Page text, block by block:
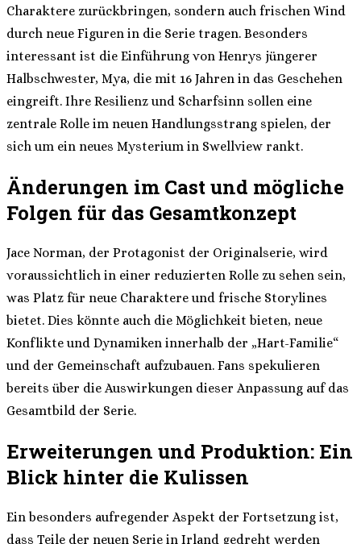
Charaktere zurückbringen, sondern auch frischen Wind
durch neue Figuren in die Serie tragen. Besonders
interessant ist die Einführung von Henrys jüngerer
Halbschwester, Mya, die mit 16 Jahren in das Geschehen
eingreift. Ihre Resilienz und Scharfsinn sollen eine
zentrale Rolle im neuen Handlungsstrang spielen, der
sich um ein neues Mysterium in Swellview rankt.
Änderungen im Cast und mögliche
Folgen für das Gesamtkonzept
Jace Norman, der Protagonist der Originalserie, wird
voraussichtlich in einer reduzierten Rolle zu sehen sein,
was Platz für neue Charaktere und frische Storylines
bietet. Dies könnte auch die Möglichkeit bieten, neue
Konflikte und Dynamiken innerhalb der „Hart-Familie“
und der Gemeinschaft aufzubauen. Fans spekulieren
bereits über die Auswirkungen dieser Anpassung auf das
Gesamtbild der Serie.
Erweiterungen und Produktion: Ein
Blick hinter die Kulissen
Ein besonders aufregender Aspekt der Fortsetzung ist,
dass Teile der neuen Serie in Irland gedreht werden